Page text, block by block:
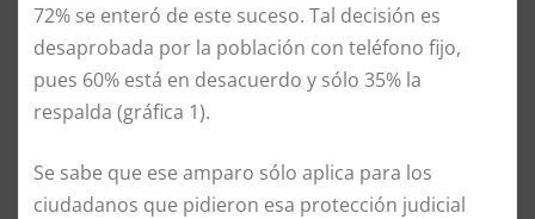
72% se enteró de este suceso. Tal decisión es
desaprobada por la población con teléfono fijo,
pues 60% está en desacuerdo y sólo 35% la
respalda (gráfica 1).
Se sabe que ese amparo sólo aplica para los
ciudadanos que pidieron esa protección judicial